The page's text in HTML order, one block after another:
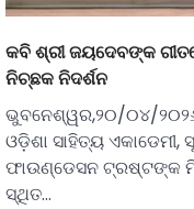
କବି ଶ୍ରୀ ଜୟଦେବଙ୍କ
ନିଚ୍ଛକ ନିଦର୍ଶନ
ଭୁବନେଶ୍ୱର,୨୦/୦୪/
ଓଡ଼ିଶା ସାହିତ୍ୟ
ଫାଉଣ୍ଡେସନ ଟ୍ରଷ୍ଟଙ୍କ
ସ୍ଥିତ…